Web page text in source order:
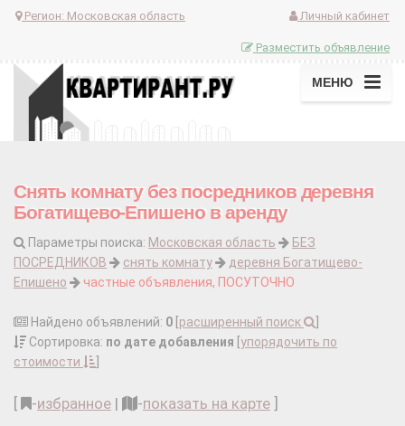
Регион: Московская область Личный кабинет
Разместить объявление
МЕНЮ
Снять комнату без посредников деревня
Богатищево-Епишено в аренду
Параметры поиска: Московская область
БЕЗ
ПОСРЕДНИКОВ
снять комнату
деревня Богатищево-
Епишено
частные объявления, ПОСУТОЧНО
Найдено объявлений: 0 расширенный поиск
Сортировка: по дате добавления упорядочить по
стоимости
-избранное | -показать на карте